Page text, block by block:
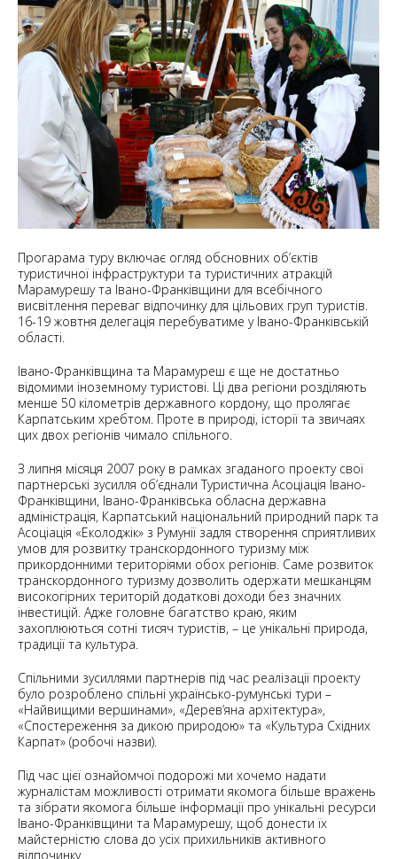
Прогарама туру включає огляд обсновних об’єктів
туристичної інфраструктури та туристичних атракцій
Марамурешу та Івано-Франківщини для всебічного
висвітлення переваг відпочинку для цільових груп туристів.
16-19 жовтня делегація перебуватиме у Івано-Франківській
області.
Івано-Франківщина та Марамуреш є ще не достатньо
відомими іноземному туристові. Ці два регіони розділяють
менше 50 кілометрів державного кордону, що пролягає
Карпатським хребтом. Проте в природі, історії та звичаях
цих двох регіонів чимало спільного.
З липня місяця 2007 року в рамках згаданого проекту свої
партнерські зусилля об’єднали Туристична Асоціація Івано-
Франківщини, Івано-Франківська обласна державна
адміністрація, Карпатський національний природний парк та
Асоціація «Еколоджік» з Румунії задля створення сприятливих
умов для розвитку транскордонного туризму між
прикордонними територіями обох регіонів. Саме розвиток
транскордонного туризму дозволить одержати мешканцям
високогірних територій додаткові доходи без значних
інвестицій. Адже головне багатство краю, яким
захоплюються сотні тисяч туристів, – це унікальні природа,
традиції та культура.
Спільними зусиллями партнерів під час реалізації проекту
було розроблено спільні українсько-румунські тури –
«Найвищими вершинами», «Дерев’яна архітектура»,
«Спостереження за дикою природою» та «Культура Східних
Карпат» (робочі назви).
Під час цієї ознайомчої подорожі ми хочемо надати
журналістам можливості отримати якомога більше вражень
та зібрати якомога більше інформації про унікальні ресурси
Івано-Франківщини та Марамурешу, щоб донести їх
майстерністю слова до усіх прихильників активного
відпочинку.